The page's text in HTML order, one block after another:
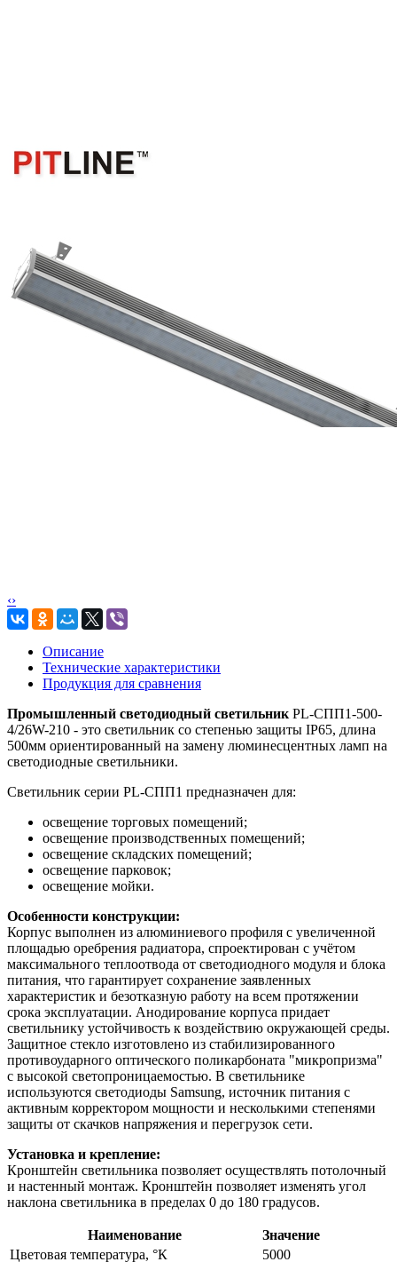
‹›
Описание
Технические характеристики
Продукция для сравнения
Промышленный светодиодный светильник PL-СПП1-500-
4/26W-210 - это светильник со степенью защиты IP65, длина
500мм ориентированный на замену люминесцентных ламп на
светодиодные светильники.
Светильник серии PL-СПП1 предназначен для:
освещение торговых помещений;
освещение производственных помещений;
освещение складских помещений;
освещение парковок;
освещение мойки.
Особенности конструкции:
Корпус выполнен из алюминиевого профиля с увеличенной
площадью оребрения радиатора, спроектирован с учётом
максимального теплоотвода от светодиодного модуля и блока
питания, что гарантирует сохранение заявленных
характеристик и безотказную работу на всем протяжении
срока эксплуатации. Анодирование корпуса придает
светильнику устойчивость к воздействию окружающей среды.
Защитное стекло изготовлено из стабилизированного
противоударного оптического поликарбоната "микропризма"
с высокой светопроницаемостью. В светильнике
используются светодиоды Samsung, источник питания с
активным корректором мощности и несколькими степенями
защиты от скачков напряжения и перегрузок сети.
Установка и крепление:
Кронштейн светильника позволяет осуществлять потолочный
и настенный монтаж. Кронштейн позволяет изменять угол
наклона светильника в пределах 0 до 180 градусов.
Наименование
Значение
Цветовая температура, °К
5000